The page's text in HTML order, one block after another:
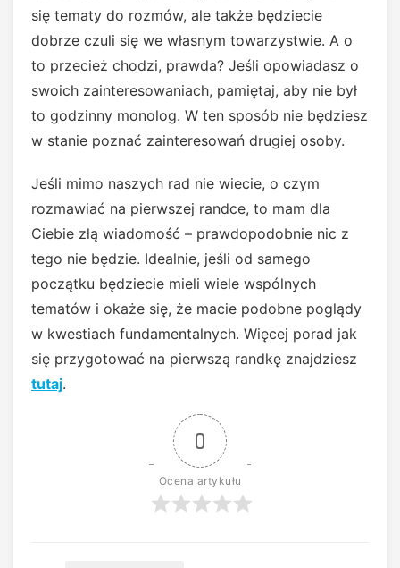
się tematy do rozmów, ale także będziecie
dobrze czuli się we własnym towarzystwie. A o
to przecież chodzi, prawda? Jeśli opowiadasz o
swoich zainteresowaniach, pamiętaj, aby nie był
to godzinny monolog. W ten sposób nie będziesz
w stanie poznać zainteresowań drugiej osoby.
Jeśli mimo naszych rad nie wiecie, o czym
rozmawiać na pierwszej randce, to mam dla
Ciebie złą wiadomość – prawdopodobnie nic z
tego nie będzie. Idealnie, jeśli od samego
początku będziecie mieli wiele wspólnych
tematów i okaże się, że macie podobne poglądy
w kwestiach fundamentalnych. Więcej porad jak
się przygotować na pierwszą randkę znajdziesz
tutaj.
0
Ocena artykułu